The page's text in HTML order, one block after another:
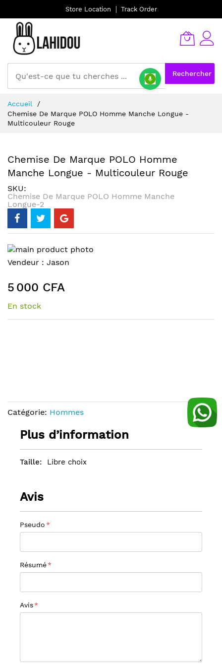
Store Location Track Order
Rechercher
au
contenu
Accueil
Chemise De Marque POLO Homme Manche Longue -
Multicouleur Rouge
Chemise De Marque POLO Homme
Manche Longue - Multicouleur Rouge
SKU
Chemise De Marque POLO Homme Manche
Longue-2
Skip
to
end
of
the
Skip
the
beginning
of
Vendeur : Jason
5 000 CFA
En stock
Catégorie: Hommes
Plus d’information
Libre choix
Avis
Pseudo
Résumé
Avis